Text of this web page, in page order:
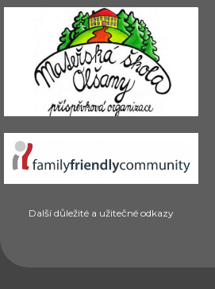
Další důležité a užitečné odkazy